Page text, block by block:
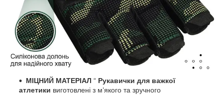
МІЦНИЙ МАТЕРІАЛ “ Рукавички для важкої
атлетики виготовлені з м’якого та зручного